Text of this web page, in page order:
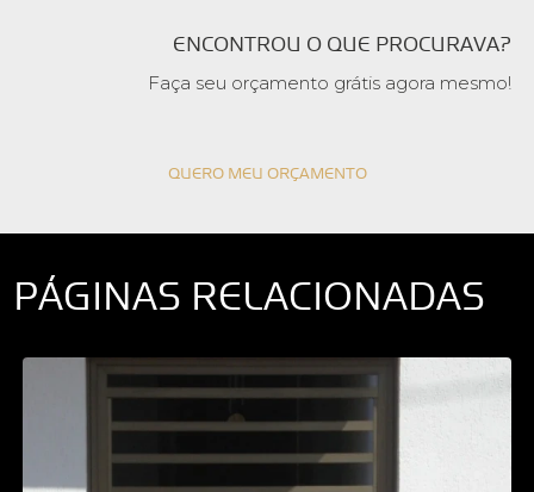
ENCONTROU O QUE PROCURAVA?
Faça seu orçamento grátis agora mesmo!
QUERO MEU ORÇAMENTO
PÁGINAS RELACIONADAS